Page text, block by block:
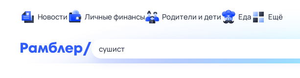
Новости Личные финансы Родители и дети Еда Ещё
Развлечения и отдых